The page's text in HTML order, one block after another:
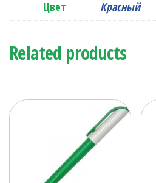
Цвет
Красный
Related products